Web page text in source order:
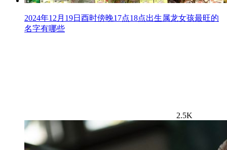
2024年12月19日酉时傍晚17点18点出生属龙女孩最旺的
名字有哪些
2.5K